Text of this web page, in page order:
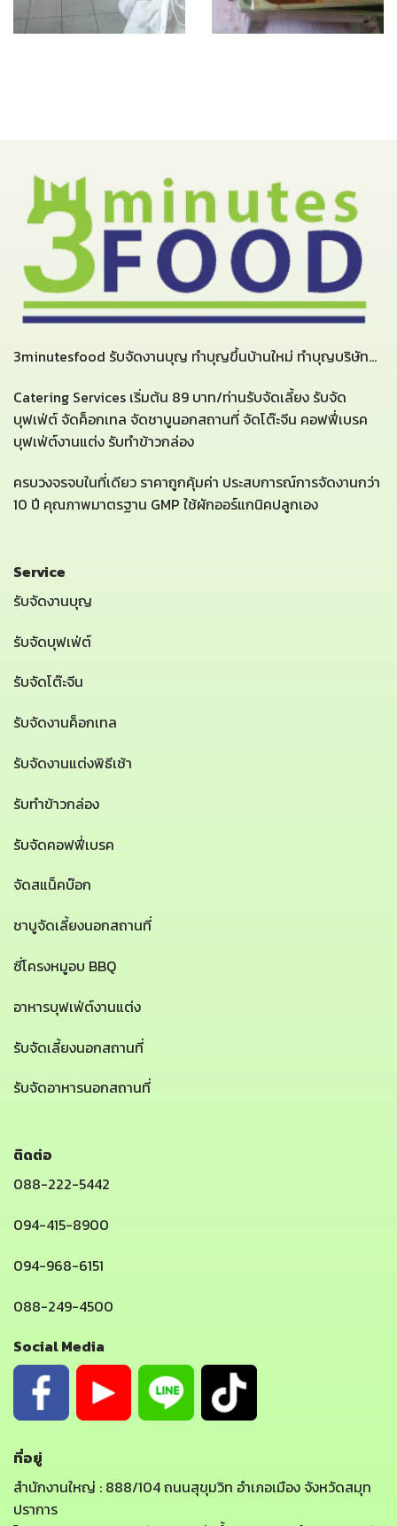
3minutesfood รับจัดงานบุญ ทำบุญขึ้นบ้านใหม่ ทำบุญบริษัท...
Catering Services เริ่มต้น 89 บาท/ท่านรับจัดเลี้ยง รับจัด
บุฟเฟ่ต์ จัดค็อกเทล จัดชาบูนอกสถานที่ จัดโต๊ะจีน คอฟฟี่เบรค
บุฟเฟ่ต์งานแต่ง รับทำข้าวกล่อง
ครบวงจรจบในที่เดียว ราคาถูกคุ้มค่า ประสบการณ์การจัดงานกว่า
10 ปี คุณภาพมาตรฐาน GMP ใช้ผักออร์แกนิคปลูกเอง
Service
รับจัดงานบุญ
รับจัดบุฟเฟ่ต์
รับจัดโต๊ะจีน
รับจัดงานค็อกเทล
รับจัดงานแต่งพิธีเช้า
รับทำข้าวกล่อง
รับจัดคอฟฟี่เบรค
จัดสแน็คบ๊อก
ชาบูจัดเลี้ยงนอกสถานที่
ซี่โครงหมูอบ BBQ
อาหารบุฟเฟ่ต์งานแต่ง
รับจัดเลี้ยงนอกสถานที่
รับจัดอาหารนอกสถานที่
ติดต่อ
088-222-5442
094-415-8900
094-968-6151
088-249-4500
Social Media
ที่อยู่
สำนักงานใหญ่ : 888/104 ถนนสุขุมวิท อำเภอเมือง จังหวัดสมุท
ปราการ